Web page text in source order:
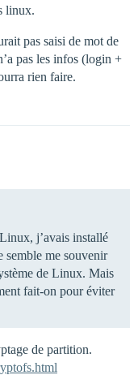
linux.
pas saisi de mot de
pas les infos (login +
rien faire.
j’avais installé
me souvenir
de Linux. Mais
fait-on pour éviter
de partition.